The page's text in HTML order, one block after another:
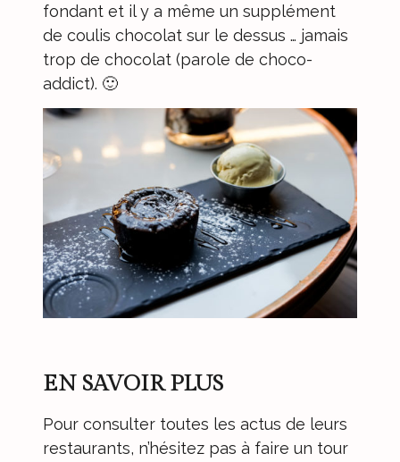
fondant et il y a même un supplément
de coulis chocolat sur le dessus … jamais
trop de chocolat (parole de choco-
addict). 🙂
EN SAVOIR PLUS
Pour consulter toutes les actus de leurs
restaurants, n’hésitez pas à faire un tour